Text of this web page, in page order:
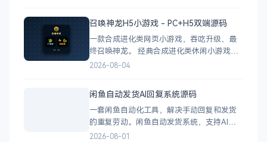
建。 核心功能 会员系统：自定义价格、会
员等级 分销系统：代理商机制、佣金
召唤神龙H5小游戏 - PC+H5双端源码
一款合成进化类网页小游戏，吞吃升级、最
终召唤神龙。 经典合成进化类休闲小游戏，
双版本可选：正常版挑战通关、无敌版轻松
略，循序渐进挑战通关 无敌版：无失败压
力，轻松快速合成升级，纯休
2026-08-04
闲鱼自动发货AI回复系统源码
一套闲鱼自动化工具，解决手动回复和发货
的重复劳动。闲鱼自动发货系统，支持AI智
能回复、多账号管理、订单自动处理、数据
2026-08-01